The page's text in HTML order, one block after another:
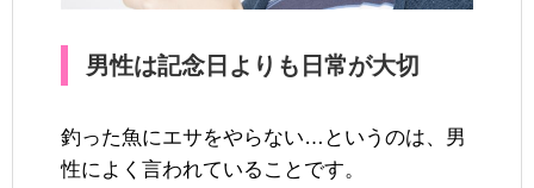
男性は記念日よりも日常が大切
釣った魚にエサをやらない…というのは、男
性によく言われていることです。